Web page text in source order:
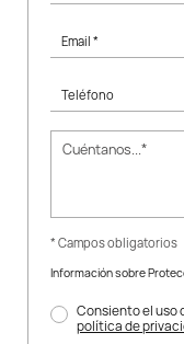
Email *
Teléfono
* Campos obligatorios
Información sobre
Consiento el uso
política de